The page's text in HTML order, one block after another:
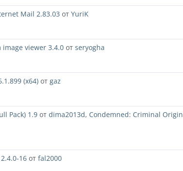
Mail 2.83.03 от YuriK
viewer 3.4.0 от seryogha
(x64) от gaz
Pack) 1.9 от dima2013d, Condemned: Criminal
16 от fal2000